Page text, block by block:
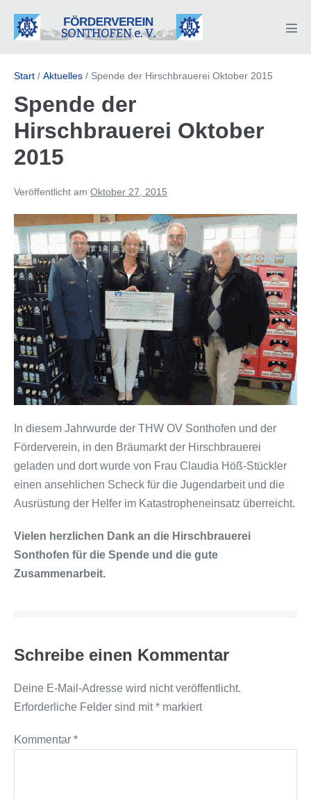
Inhalt
Start / Aktuelles / Spende der Hirschbrauerei Oktober 2015
Spende der
Hirschbrauerei Oktober
2015
Veröffentlicht am Oktober 27, 2015
In diesem Jahrwurde der THW OV Sonthofen und der
Förderverein, in den Bräumarkt der Hirschbrauerei
geladen und dort wurde von Frau Claudia Höß-Stückler
einen ansehlichen Scheck für die Jugendarbeit und die
Ausrüstung der Helfer im Katastropheneinsatz überreicht.
Vielen herzlichen Dank an die Hirschbrauerei
Sonthofen für die Spende und die gute
Zusammenarbeit.
Schreibe einen Kommentar
Deine E-Mail-Adresse wird nicht veröffentlicht.
Erforderliche Felder sind mit* markiert
Kommentar *